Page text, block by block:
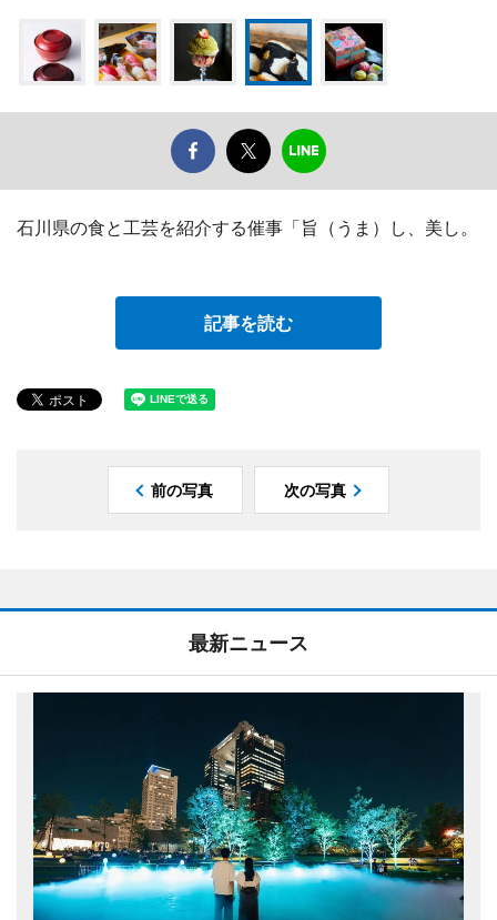
石川県の食と工芸を紹介する催事「旨（うま）し、美し。
記事を読む
前の写真 次の写真
最新ニュース